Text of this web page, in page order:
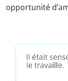
opportunité